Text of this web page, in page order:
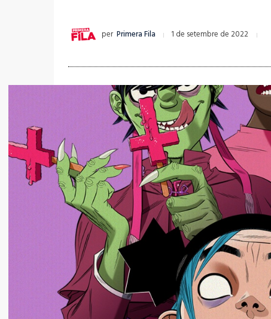
per Primera Fila 1 de setembre de 2022